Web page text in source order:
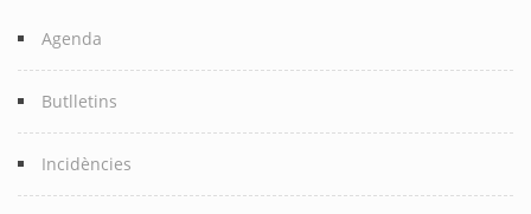
Agenda
Butlletins
Incidències